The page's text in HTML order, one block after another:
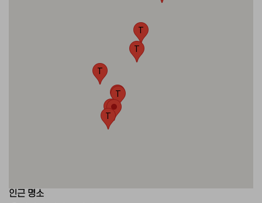
T
T
T
F
T
T
T
인근 명소